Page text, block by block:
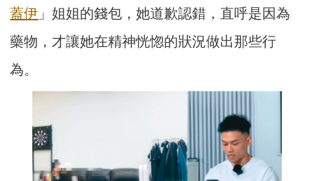
蓋伊 」姐姐的錢包，她道歉認錯，直呼是因為
藥物，才讓她在精神恍惚的狀況做出那些行
為。